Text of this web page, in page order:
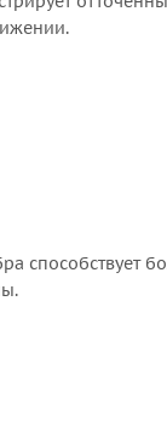
способствует